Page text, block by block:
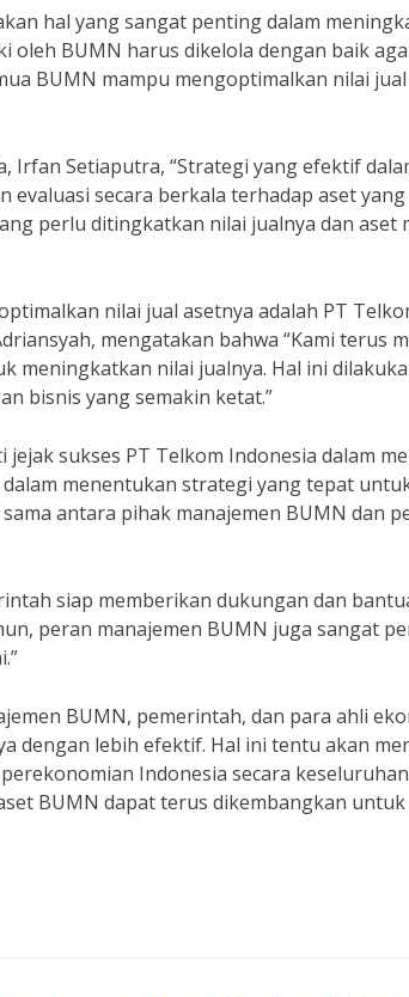
hal yang sangat penting dalam
oleh BUMN harus dikelola dengan baik
BUMN mampu mengoptimalkan nilai
Irfan Setiaputra, “Strategi yang efektif
evaluasi secara berkala terhadap aset
perlu ditingkatkan nilai jualnya dan aset
nilai jual asetnya adalah PT
mengatakan bahwa “Kami terus
meningkatkan nilai jualnya. Hal ini
bisnis yang semakin ketat.”
sukses PT Telkom Indonesia dalam
menentukan strategi yang tepat
antara pihak manajemen BUMN dan
siap memberikan dukungan dan
peran manajemen BUMN juga sangat
BUMN, pemerintah, dan para ahli
dengan lebih efektif. Hal ini tentu akan
Indonesia secara
BUMN dapat terus dikembangkan